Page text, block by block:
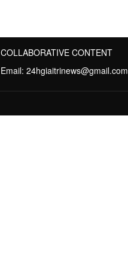
COLLABORATIVE CONTENT
Email: 24hgiaitrinews@gmail.com